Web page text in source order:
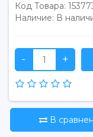
Код Товара:
Наличие: В
- +
В